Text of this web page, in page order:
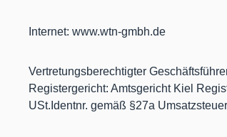
Internet: www.wtn-gmbh.de
Vertretungsberechtigter
Registergericht: Amtsgericht Kiel
USt.Identnr. gemäß §27a